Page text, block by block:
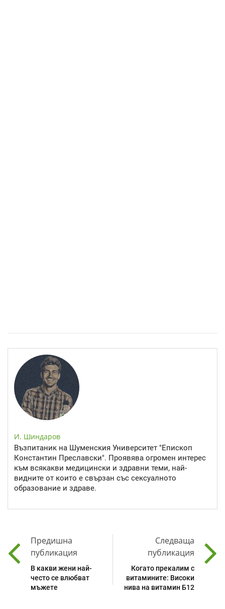
И. Шиндаров
Възпитаник на Шуменския Университет "Епископ
Константин Преславски". Проявява огромен интерес
към всякакви медицински и здравни теми, най-
видните от които е свързан със сексуалното
образование и здраве.
Предишна
публикация
В какви жени най-
често се влюбват
мъжете
Следваща
публикация
Когато прекалим с
витамините: Високи
нива на витамин Б12